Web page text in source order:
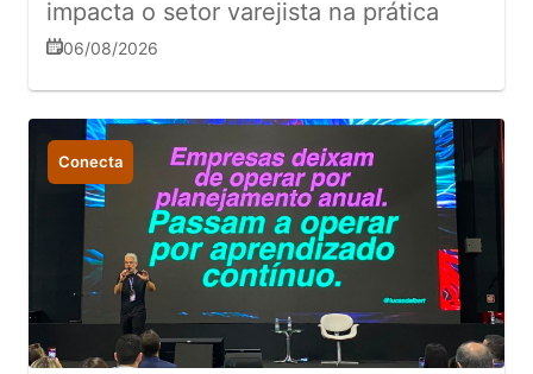
impacta o setor varejista na prática
06/08/2026
Conecta